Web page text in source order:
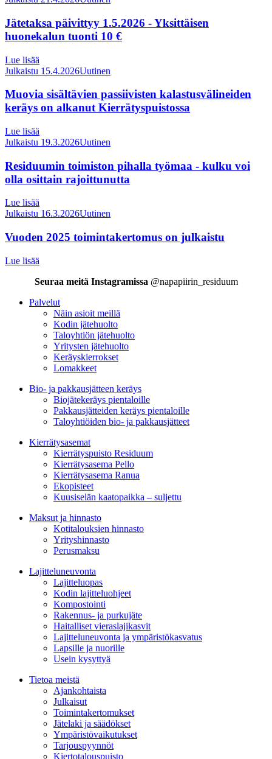
Jätetaksa päivittyy 1.5.2026 - Yksittäisen
huonekalun tuonti 10 €
Lue lisää
Julkaistu 15.4.2026Uutinen
Muovia sisältävien passiivisten kalastusvälineiden
keräys on alkanut Kierrätyspuistossa
Lue lisää
Julkaistu 19.3.2026Uutinen
Residuumin toimiston pihalla työmaa - kulku voi
olla osittain rajoittunutta
Lue lisää
Julkaistu 16.3.2026Uutinen
Vuoden 2025 toimintakertomus on julkaistu
Lue lisää
Seuraa meitä Instagramissa @napapiirin_residuum
Palvelut
Näin asioit meillä
Kodin jätehuolto
Taloyhtiön jätehuolto
Yritysten jätehuolto
Keräyskierrokset
Lomakkeet
Bio- ja pakkausjätteen keräys
Biojätekeräys pientaloille
Pakkausjätteiden keräys pientaloille
Taloyhtiöiden bio- ja pakkausjätteet
Kierrätysasemat
Kierrätyspuisto Residuum
Kierrätysasema Pello
Kierrätysasema Ranua
Ekopisteet
Kuusiselän kaatopaikka – suljettu
Maksut ja hinnasto
Kotitalouksien hinnasto
Yrityshinnasto
Perusmaksu
Lajitteluneuvonta
Lajitteluopas
Kodin lajitteluohjeet
Kompostointi
Rakennus- ja purkujäte
Haitalliset vieraslajikasvit
Lajitteluneuvonta ja ympäristökasvatus
Lapsille ja nuorille
Usein kysyttyä
Tietoa meistä
Ajankohtaista
Julkaisut
Toimintakertomukset
Jätelaki ja säädökset
Ympäristövaikutukset
Tarjouspyynnöt
Kiertotalouspuisto